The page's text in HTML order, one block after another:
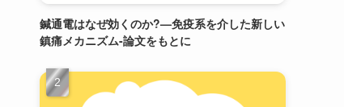
鍼通電はなぜ効くのか?—免疫系を介した新しい
鎮痛メカニズム-論文をもとに